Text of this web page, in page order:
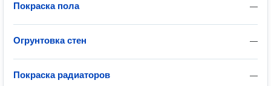
—
Покраска пола
—
Огрунтовка стен
—
Покраска радиаторов